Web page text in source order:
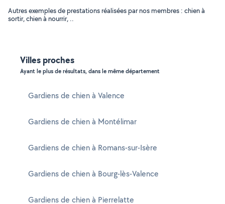
Autres exemples de prestations réalisées par nos membres : chien à
sortir, chien à nourrir, ..
Villes proches
Ayant le plus de résultats, dans le même département
Gardiens de chien à Valence
Gardiens de chien à Montélimar
Gardiens de chien à Romans-sur-Isère
Gardiens de chien à Bourg-lès-Valence
Gardiens de chien à Pierrelatte